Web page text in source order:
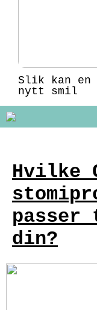
Slik kan en
nytt smil
Hvilke
passer
din?